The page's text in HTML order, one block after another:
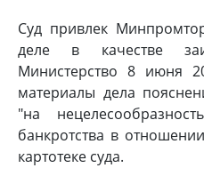
Суд привлек
деле в качестве
Министерство 8 июня
материалы дела
"на
банкротства в
картотеке суда.